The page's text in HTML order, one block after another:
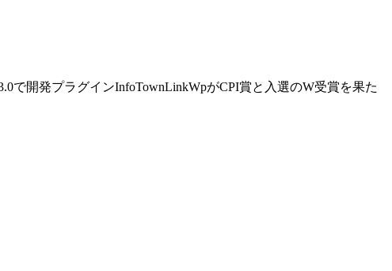
で開発プラグインInfoTownLinkWpがCPI賞と入選のW受賞を果た